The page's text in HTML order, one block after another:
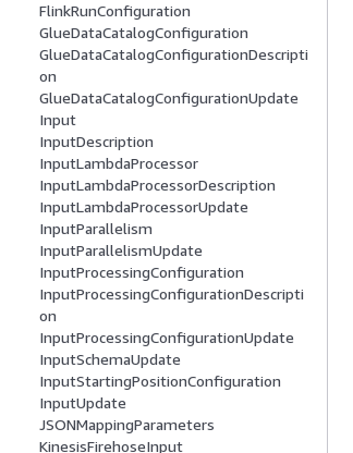
FlinkRunConfiguration
GlueDataCatalogConfiguration
GlueDataCatalogConfigurationDescripti
on
GlueDataCatalogConfigurationUpdate
Input
InputDescription
InputLambdaProcessor
InputLambdaProcessorDescription
InputLambdaProcessorUpdate
InputParallelism
InputParallelismUpdate
InputProcessingConfiguration
InputProcessingConfigurationDescripti
on
InputProcessingConfigurationUpdate
InputSchemaUpdate
InputStartingPositionConfiguration
InputUpdate
JSONMappingParameters
KinesisFirehoseInput